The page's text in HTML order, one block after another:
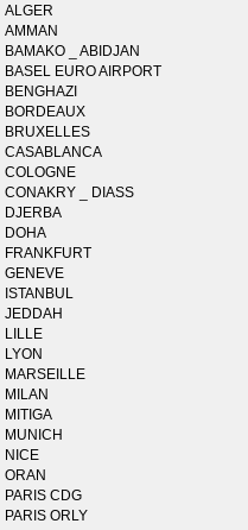
ALGER
AMMAN
BAMAKO _ ABIDJAN
BASEL EURO AIRPORT
BENGHAZI
BORDEAUX
BRUXELLES
CASABLANCA
COLOGNE
CONAKRY _ DIASS
DJERBA
DOHA
FRANKFURT
GENEVE
ISTANBUL
JEDDAH
LILLE
LYON
MARSEILLE
MILAN
MITIGA
MUNICH
NICE
ORAN
PARIS CDG
PARIS ORLY